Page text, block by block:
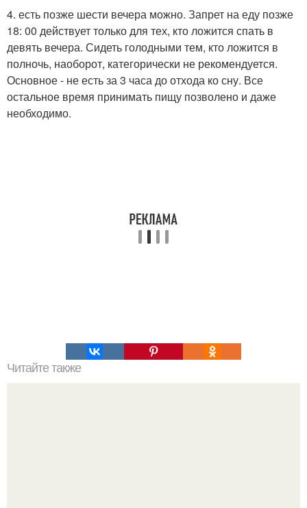
4. есть позже шести вечера можно. Запрет на еду позже
18: 00 действует только для тех, кто ложится спать в
девять вечера. Сидеть голодными тем, кто ложится в
полночь, наоборот, категорически не рекомендуется.
Основное - не есть за 3 часа до отхода ко сну. Все
остальное время принимать пищу позволено и даже
необходимо.
Читайте также